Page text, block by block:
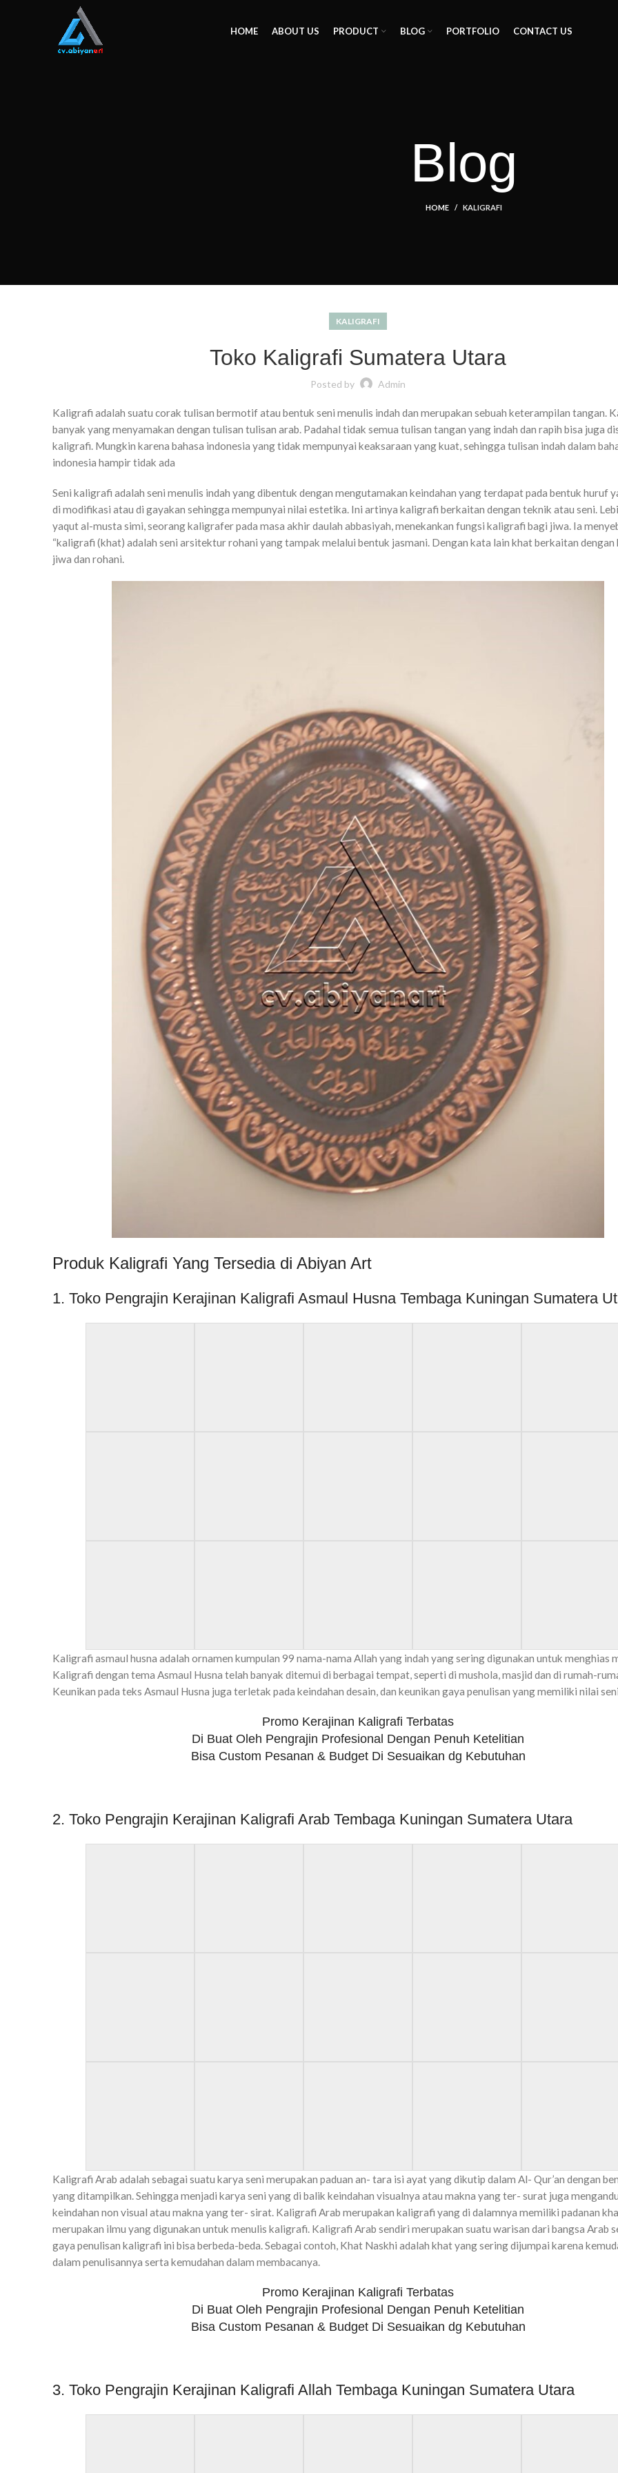
HOME ABOUT US PRODUCT BLOG PORTFOLIO CONTACT US
Blog
HOME KALIGRAFI
KALIGRAFI
Toko Kaligrafi Sumatera Utara
Posted by Admin
Kaligrafi adalah suatu corak tulisan bermotif atau bentuk seni menulis indah dan merupakan sebuah keterampilan tangan.
banyak yang menyamakan dengan tulisan tulisan arab. Padahal tidak semua tulisan tangan yang indah dan rapih bisa juga
kaligrafi. Mungkin karena bahasa indonesia yang tidak mempunyai keaksaraan yang kuat, sehingga tulisan indah dalam
indonesia hampir tidak ada
Seni kaligrafi adalah seni menulis indah yang dibentuk dengan mengutamakan keindahan yang terdapat pada bentuk huruf
di modifikasi atau di gayakan sehingga mempunyai nilai estetika. Ini artinya kaligrafi berkaitan dengan teknik atau seni.
yaqut al-musta simi, seorang kaligrafer pada masa akhir daulah abbasiyah, menekankan fungsi kaligrafi bagi jiwa. Ia
“kaligrafi (khat) adalah seni arsitektur rohani yang tampak melalui bentuk jasmani. Dengan kata lain khat berkaitan dengan
jiwa dan rohani.
Produk Kaligrafi Yang Tersedia di Abiyan Art
1. Toko Pengrajin Kerajinan Kaligrafi Asmaul Husna Tembaga Kuningan Sumatera
Kaligrafi asmaul husna adalah ornamen kumpulan 99 nama-nama Allah yang indah yang sering digunakan untuk menghias
Kaligrafi dengan tema Asmaul Husna telah banyak ditemui di berbagai tempat, seperti di mushola, masjid dan di rumah-
Keunikan pada teks Asmaul Husna juga terletak pada keindahan desain, dan keunikan gaya penulisan yang memiliki nilai
Promo Kerajinan Kaligrafi Terbatas
Di Buat Oleh Pengrajin Profesional Dengan Penuh Ketelitian
Bisa Custom Pesanan & Budget Di Sesuaikan dg Kebutuhan
2. Toko Pengrajin Kerajinan Kaligrafi Arab Tembaga Kuningan Sumatera Utara
Kaligrafi Arab adalah sebagai suatu karya seni merupakan paduan an- tara isi ayat yang dikutip dalam Al- Qur’an dengan
yang ditampilkan. Sehingga menjadi karya seni yang di balik keindahan visualnya atau makna yang ter- surat juga
keindahan non visual atau makna yang ter- sirat. Kaligrafi Arab merupakan kaligrafi yang di dalamnya memiliki padanan
merupakan ilmu yang digunakan untuk menulis kaligrafi. Kaligrafi Arab sendiri merupakan suatu warisan dari bangsa Arab
gaya penulisan kaligrafi ini bisa berbeda-beda. Sebagai contoh, Khat Naskhi adalah khat yang sering dijumpai karena
dalam penulisannya serta kemudahan dalam membacanya.
Promo Kerajinan Kaligrafi Terbatas
Di Buat Oleh Pengrajin Profesional Dengan Penuh Ketelitian
Bisa Custom Pesanan & Budget Di Sesuaikan dg Kebutuhan
3. Toko Pengrajin Kerajinan Kaligrafi Allah Tembaga Kuningan Sumatera Utara